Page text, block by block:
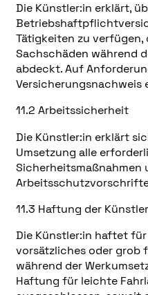
Die Künstler:in erklärt,
Tätigkeiten zu verfügen,
Sachschäden während
abdeckt. Auf
Versicherungsnachweis
11.2 Arbeitssicherheit
Die Künstler:in erklärt
Umsetzung alle
Sicherheitsmaßnahmen
11.3 Haftung der
Die Künstler:in haftet
vorsätzliches oder grob
während der
Haftung für leichte